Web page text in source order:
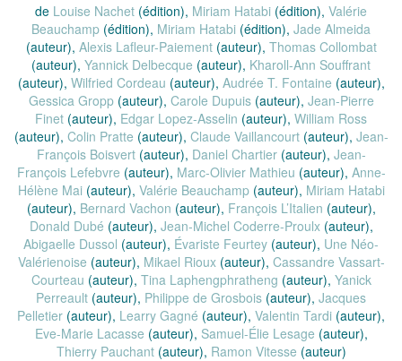
de Louise Nachet (édition), Miriam Hatabi (édition), Valérie
Beauchamp (édition), Miriam Hatabi (édition), Jade Almeida
(auteur), Alexis Lafleur-Paiement(auteur), Thomas Collombat
(auteur), Yannick Delbecque (auteur), Kharoll-Ann Souffrant
(auteur), Wilfried Cordeau (auteur), Audrée T. Fontaine (auteur),
Gessica Gropp(auteur), Carole Dupuis(auteur), Jean-Pierre
Finet (auteur), Edgar Lopez-Asselin (auteur), William Ross
(auteur), Colin Pratte (auteur), Claude Vaillancourt(auteur), Jean-
François Boisvert(auteur), Daniel Chartier(auteur), Jean-
François Lefebvre (auteur), Marc-Olivier Mathieu (auteur), Anne-
Hélène Mai(auteur), Valérie Beauchamp(auteur), Miriam Hatabi
(auteur), Bernard Vachon (auteur), François L’Italien (auteur),
Donald Dubé (auteur), Jean-Michel Coderre-Proulx(auteur),
Abigaelle Dussol (auteur), Évariste Feurtey (auteur), Une Néo-
Valérienoise (auteur), Mikael Rioux(auteur), Cassandre Vassart-
Courteau (auteur), Tina Laphengphratheng (auteur), Yanick
Perreault (auteur), Philippe de Grosbois (auteur), Jacques
Pelletier (auteur), Learry Gagné (auteur), Valentin Tardi (auteur),
Eve-Marie Lacasse (auteur), Samuel-Élie Lesage (auteur),
Thierry Pauchant(auteur), Ramon Vitesse (auteur)